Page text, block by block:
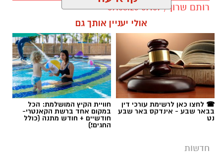
רותם שרון / 09:07 09.08.26
תגים:כרמית
אולי יעניין אותך גם
☎ לחצו כאן לרשימת עורכי דין
בבאר שבע - אינדקס באר שבע
נט
חוויית הקיץ המושלמת: הכל
במקום אחד ברשת הקאנטרי-
חודשיים + חודש מתנה (כולל
החגים!)
חדשות